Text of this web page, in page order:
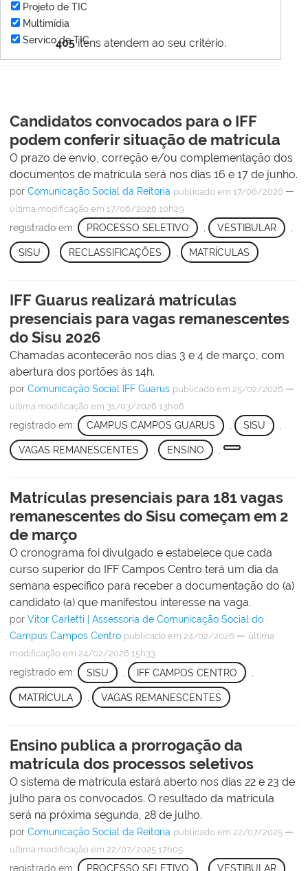
405itens atendem ao seu critério.
Projeto de TIC
Multimídia
Servico de TIC
Candidatos convocados para o IFF
podem conferir situação de matrícula
O prazo de envio, correção e/ou complementação dos
documentos de matrícula será nos dias 16 e 17 de junho.
por Comunicação Social da Reitoria publicado em 17/06/2026 —
última modificação em 17/06/2026 10h29
registrado em: PROCESSO SELETIVO VESTIBULAR
SISU RECLASSIFICAÇÕES MATRÍCULAS
IFF Guarus realizará matrículas
presenciais para vagas remanescentes
do Sisu 2026
Chamadas acontecerão nos dias 3 e 4 de março, com
abertura dos portões às 14h.
por Comunicação Social IFF Guarus publicado em 25/02/2026 —
última modificação em 31/03/2026 13h06
registrado em: CAMPUS CAMPOS GUARUS , SISU ,
VAGAS REMANESCENTES ENSINO
Matrículas presenciais para 181 vagas
remanescentes do Sisu começam em 2
de março
O cronograma foi divulgado e estabelece que cada
curso superior do IFF Campos Centro terá um dia da
semana específico para receber a documentação do (a)
candidato (a) que manifestou interesse na vaga.
por Vitor Carletti | Assessoria de Comunicação Social do
Campus Campos Centro publicado em 24/02/2026 — última
modificação em 24/02/2026 15h33
registrado em: SISU IFF CAMPOS CENTRO
MATRÍCULA VAGAS REMANESCENTES
Ensino publica a prorrogação da
matrícula dos processos seletivos
O sistema de matrícula estará aberto nos dias 22 e 23 de
julho para os convocados. O resultado da matrícula
será na próxima segunda, 28 de julho.
por Comunicação Social da Reitoria publicado em 22/07/2025 —
última modificação em 22/07/2025 17h05
registrado em: PROCESSO SELETIVO VESTIBULAR